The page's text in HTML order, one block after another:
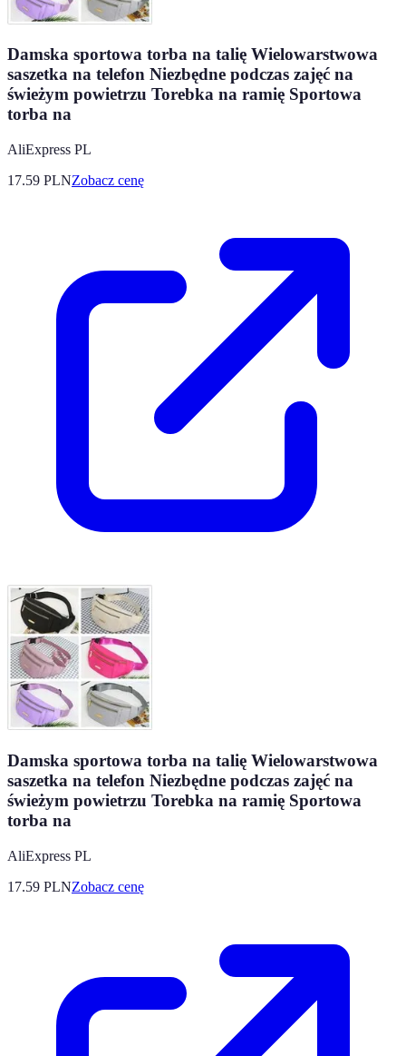
Damska sportowa torba na talię Wielowarstwowa
saszetka na telefon Niezbędne podczas zajęć na
świeżym powietrzu Torebka na ramię Sportowa
torba na
AliExpress PL
17.59 PLNZobacz cenę
Damska sportowa torba na talię Wielowarstwowa
saszetka na telefon Niezbędne podczas zajęć na
świeżym powietrzu Torebka na ramię Sportowa
torba na
AliExpress PL
17.59 PLNZobacz cenę